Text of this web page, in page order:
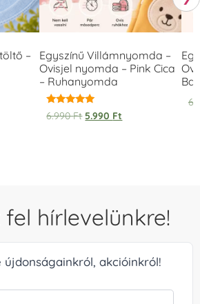
–
Egyszínű Villámnyomda –
Ovisjel nyomda – Pink Cica
– Ruhanyomda
Értékelés:
5.00
6.990Ft 5.990 Ft
fel hírlevelünkre!
újdonságainkról, akcióinkról!